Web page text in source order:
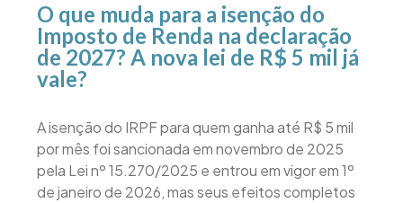
O que muda para a isenção do
Imposto de Renda na declaração
de 2027? A nova lei de R$ 5 mil já
vale?
A isenção do IRPF para quem ganha até R$ 5 mil
por mês foi sancionada em novembro de 2025
pela Lei nº 15.270/2025 e entrou em vigor em 1º
de janeiro de 2026, mas seus efeitos completos